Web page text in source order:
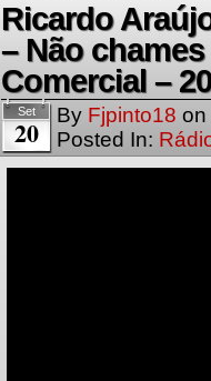
Ricardo
– Não
Comercial –
Set
20 By Fjpinto18 on
Posted In: